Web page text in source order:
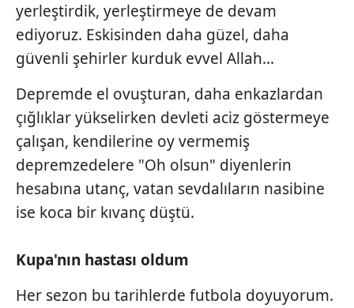
yerleştirdik, yerleştirmeye de devam
ediyoruz. Eskisinden daha güzel, daha
güvenli şehirler kurduk evvel Allah...
Depremde el ovuşturan, daha enkazlardan
çığlıklar yükselirken devleti aciz göstermeye
çalışan, kendilerine oy vermemiş
depremzedelere "Oh olsun" diyenlerin
hesabına utanç, vatan sevdalıların nasibine
ise koca bir kıvanç düştü.
Kupa'nın hastası oldum
Her sezon bu tarihlerde futbola doyuyorum.